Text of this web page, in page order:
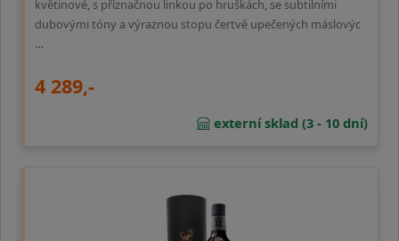
květinové, s příznačnou linkou po hruškách, se subtilními
dubovými tóny a výraznou stopu čertvě upečených máslovýc
…
4 289,-
externí sklad (3 - 10 dní)